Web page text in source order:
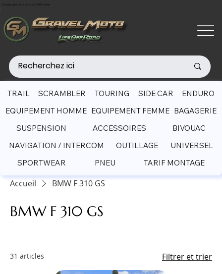
Livraison gratuite à partir de 200€ d'achat
Accueil BMW F 310 GS
BMW F 310 GS
31 articles Filtrer et trier
TRAIL SCRAMBLER TOURING SIDE CAR
ENDURO
EQUIPEMENT HOMME EQUIPEMENT FEMME BAGAGERIE
SUSPENSION
ACCESSOIRES
BIVOUAC
NAVIGATION / INTERCOM
OUTILLAGE
UNIVERSEL
SPORTWEAR
PNEU TARIF MONTAGE